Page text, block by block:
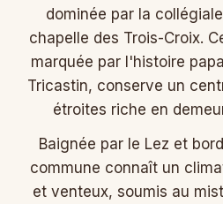
dominée par la
chapelle des Trois-Croix.
marquée par l'histoire
Tricastin, conserve un
étroites riche en
Baignée par le Lez et
commune connaît un
et venteux, soumis au